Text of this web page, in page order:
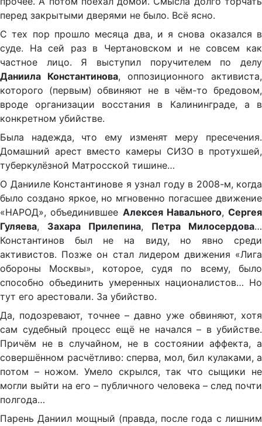
перед закрытыми дверями не было. Всё ясно.
С тех пор прошло месяца два, и я снова оказался в
суде. На сей раз в Чертановском и не совсем как
частное лицо. Я выступил поручителем по делу
Даниила Константинова, оппозиционного активиста,
которого (первым) обвиняют не в чём-то бредовом,
вроде организации восстания в Калининграде, а в
конкретном убийстве.
Была надежда, что ему изменят меру пресечения.
Домашний арест вместо камеры СИЗО в протухшей,
туберкулёзной Матросской тишине…
О Данииле Константинове я узнал году в 2008-м, когда
было создано яркое, но мгновенно погасшее движение
«НАРОД», объединившее Алексея Навального, Сергея
Гуляева, Захара Прилепина, Петра Милосердова…
Константинов был не на виду, но явно среди
активистов. Позже он стал лидером движения «Лига
обороны Москвы», которое, судя по всему, было
способно объединить умеренных националистов… Но
тут его арестовали. За убийство.
Да, подозревают, точнее – давно уже обвиняют, хотя
сам судебный процесс ещё не начался – в убийстве.
Причём не в случайном, не в состоянии аффекта, а
совершённом расчётливо: сперва, мол, бил кулаками, а
потом – ножом. Умело скрылся, так что сыщики не
могли выйти на его – публичного человека – след почти
полгода…
Парень Даниил мощный (правда, после года с лишним